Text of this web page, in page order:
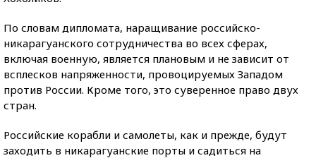
По словам дипломата, наращивание российско-
никарагуанского сотрудничества во всех сферах,
включая военную, является плановым и не зависит от
всплесков напряженности, провоцируемых Западом
против России. Кроме того, это суверенное право двух
стран.
Российские корабли и самолеты, как и прежде, будут
заходить в никарагуанские порты и садиться на